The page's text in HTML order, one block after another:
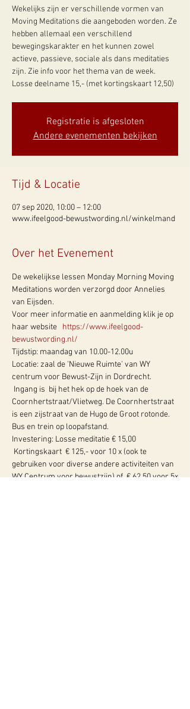
Wekelijks zijn er verschillende vormen van
Moving Meditations die aangeboden worden. Ze
hebben allemaal een verschillend
bewegingskarakter en het kunnen zowel
actieve, passieve, sociale als dans meditaties
zijn. Zie info voor het thema van de week.
Losse deelname 15,- (met kortingskaart 12,50)
Registratie is afgesloten
Andere evenementen bekijken
Tijd & Locatie
07 sep 2020, 10:00 – 12:00
www.ifeelgood-bewustwording.nl/winkelmand
Over het Evenement
De wekelijkse lessen Monday Morning Moving
Meditations worden verzorgd door Annelies
van Eijsden.
Voor meer informatie en aanmelding klik je op
haar website https://www.ifeelgood-
bewustwording.nl/
Tijdstip: maandag van 10.00-12.00u
Locatie: zaal de 'Nieuwe Ruimte' van WY
centrum voor Bewust-Zijn in Dordrecht.
Ingang is  bij het hek op de hoek van de
Coornhertstraat/Vlietweg. De Coornhertstraat
is een zijstraat van de Hugo de Groot rotonde.
Bus en trein op loopafstand.
Investering: Losse meditatie € 15,00
Kortingskaart  € 125,- voor 10 x (ook te
gebruiken voor diverse andere activiteiten van
WY Centrum voor bewustzijn) of  € 62,50 voor 5x